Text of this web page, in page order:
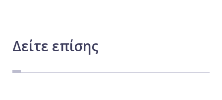
Δείτε επίσης